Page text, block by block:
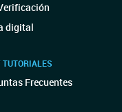
digital
TUTORIALES
Frecuentes